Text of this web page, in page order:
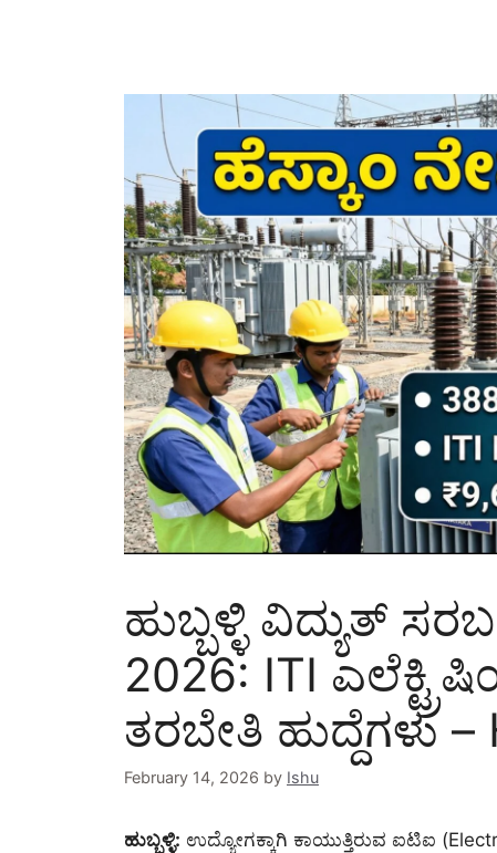
ಹುಬ್ಬಳ್ಳಿ ವಿದ್ಯುತ್
2026: ITI
ತರಬೇತಿ ಹುದ್ದೆಗಳು
February 14, 2026 by Ishu
ಹುಬ್ಬಳ್ಳಿ: ಉದ್ಯೋಗಕ್ಕಾಗಿ ಕಾಯುತ್ತಿರುವ ಐಟಿಐ